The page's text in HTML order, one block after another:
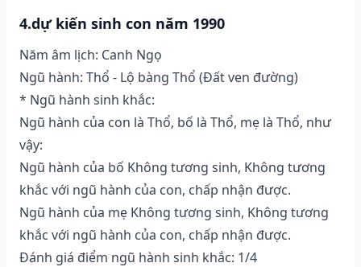
4.dự kiến sinh con năm 1990
Năm âm lịch: Canh Ngọ
Ngũ hành: Thổ - Lộ bàng Thổ (Ðất ven đường)
* Ngũ hành sinh khắc:
Ngũ hành của con là Thổ, bố là Thổ, mẹ là Thổ, như
vậy:
Ngũ hành của bố Không tương sinh, Không tương
khắc với ngũ hành của con, chấp nhận được.
Ngũ hành của mẹ Không tương sinh, Không tương
khắc với ngũ hành của con, chấp nhận được.
Đánh giá điểm ngũ hành sinh khắc: 1/4